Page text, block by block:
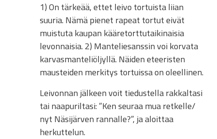
1) On tärkeää, ettet leivo tortuista liian
suuria. Nämä pienet rapeat tortut eivät
muistuta kaupan kääretorttutaikinaisia
levonnaisia. 2) Manteliesanssin voi korvata
karvasmanteliöljyllä. Näiden eteeristen
mausteiden merkitys tortuissa on oleellinen.
Leivonnan jälkeen voit tiedustella rakkaltasi
tai naapuriltasi: ”Ken seuraa mua retkelle/
nyt Näsijärven rannalle?”, ja aloittaa
herkuttelun.